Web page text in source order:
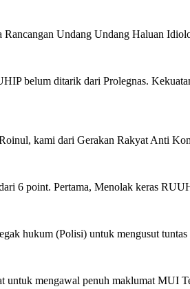
Undang Undang Haluan
belum ditarik dari Prolegnas.
kami dari Gerakan Rakyat Anti
6 point. Pertama, Menolak keras
hukum (Polisi) untuk mengusut
untuk mengawal penuh maklumat MUI